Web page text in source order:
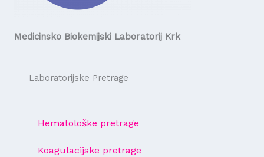
Medicinsko Biokemijski Laboratorij Krk
Laboratorijske Pretrage
Hematološke pretrage
Koagulacijske pretrage